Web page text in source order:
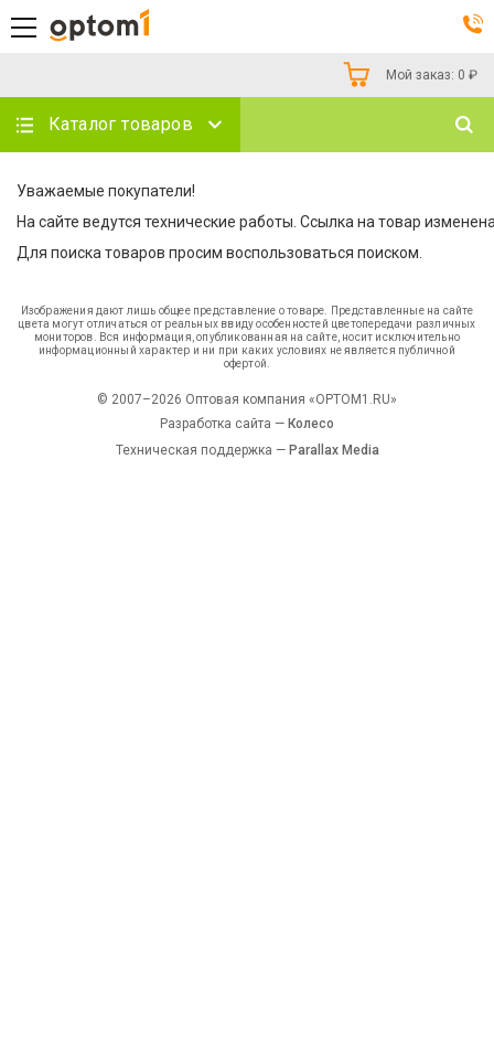
Мой заказ: 0 ₽
Каталог товаров
Уважаемые покупатели!
На сайте ведутся технические работы. Ссылка на товар
Для поиска товаров просим воспользоваться поиском.
Изображения дают лишь общее представление о товаре. Представленные на сайте
цвета могут отличаться от реальных ввиду особенностей цветопередачи различных
мониторов. Вся информация, опубликованная на сайте, носит исключительно
информационный характер и ни при каких условиях не является публичной
офертой.
© 2007–2026 Оптовая компания «OPTOM1.RU»
Разработка сайта — Колесо
Техническая поддержка — Parallax Media